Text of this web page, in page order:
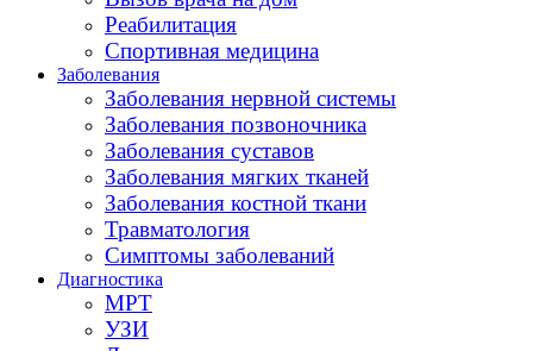
Реабилитация
Спортивная медицина
Заболевания
Заболевания нервной системы
Заболевания позвоночника
Заболевания суставов
Заболевания мягких тканей
Заболевания костной ткани
Травматология
Симптомы заболеваний
Диагностика
МРТ
УЗИ